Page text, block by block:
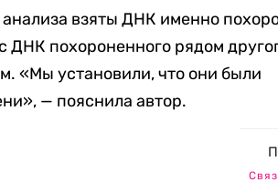
взяты ДНК именно
ДНК похороненного рядом
«Мы установили, что они были
— пояснила автор.